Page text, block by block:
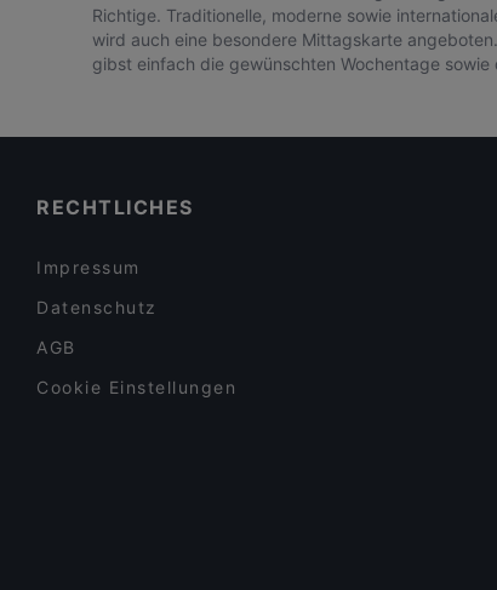
Richtige. Traditionelle, moderne sowie
wird auch eine besondere Mittagskarte
gibst einfach die gewünschten Wochentage
RECHTLICHES
Impressum
Datenschutz
AGB
Cookie Einstellungen